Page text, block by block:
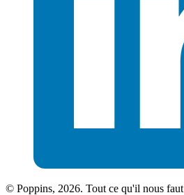
© Poppins, 2026. Tout ce qu'il nous faut